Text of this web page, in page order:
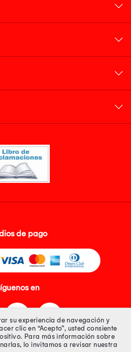
de pago
en
su experiencia de navegación y
clic en “Acepto”, usted consiente
Para más información sobre
lo invitamos a revisar nuestra